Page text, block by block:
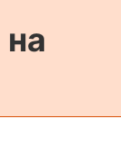
на